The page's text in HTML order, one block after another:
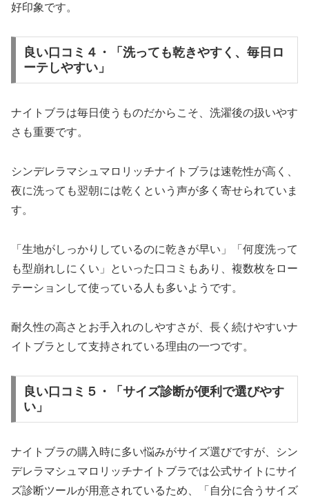
好印象です。
良い口コミ４・「洗っても乾きやすく、毎日ロ
ーテしやすい」
ナイトブラは毎日使うものだからこそ、洗濯後の扱いやす
さも重要です。
シンデレラマシュマロリッチナイトブラは速乾性が高く、
夜に洗っても翌朝には乾くという声が多く寄せられていま
す。
「生地がしっかりしているのに乾きが早い」「何度洗って
も型崩れしにくい」といった口コミもあり、複数枚をロー
テーションして使っている人も多いようです。
耐久性の高さとお手入れのしやすさが、長く続けやすいナ
イトブラとして支持されている理由の一つです。
良い口コミ５・「サイズ診断が便利で選びやす
い」
ナイトブラの購入時に多い悩みがサイズ選びですが、シン
デレラマシュマロリッチナイトブラでは公式サイトにサイ
ズ診断ツールが用意されているため、「自分に合うサイズ